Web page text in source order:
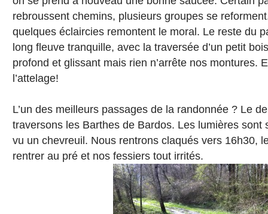
rebroussent chemins, plusieurs groupes se
quelques éclaircies remontent le moral. Le reste du
long fleuve tranquille, avec la traversée d’un petit
profond et glissant mais rien n’arrête nos montures.
l’attelage!
L’un des meilleurs passages de la randonnée ? Le
traversons les Barthes de Bardos. Les lumières sont
vu un chevreuil. Nous rentrons claqués vers 16h30,
rentrer au pré et nos fessiers tout irrités.